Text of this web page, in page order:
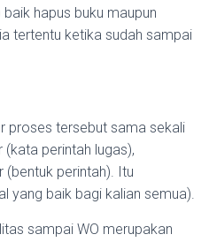
hapus buku maupun
tertentu ketika sudah sampai
proses tersebut sama sekali
(kata perintah lugas),
(bentuk perintah). Itu
yang baik bagi kalian semua).
sampai WO merupakan